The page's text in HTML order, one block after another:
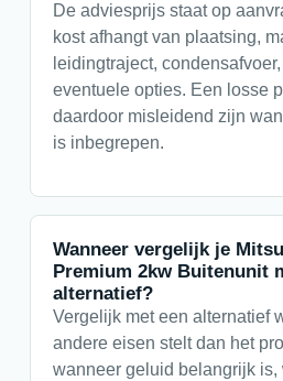
De adviesprijs staat op
kost afhangt van plaatsing,
leidingtraject,
eventuele opties. Een losse
daardoor misleidend zijn
is inbegrepen.
Wanneer vergelijk je
Premium 2kw Buitenunit
alternatief?
Vergelijk met een alternatief
andere eisen stelt dan het
wanneer geluid belangrijk is,